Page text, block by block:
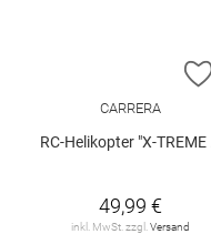
CARRERA
RC-Helikopter "X-TREME Long Fly"
49,99 €
inkl. MwSt. zzgl. Versand